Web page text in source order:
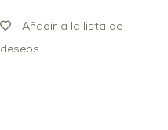
Añadir a la lista de
deseos